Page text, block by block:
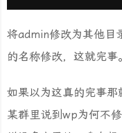
将admin修改为其他目
的名称修改，这就完事。
如果以为这真的完事
某群里说到wp为何不